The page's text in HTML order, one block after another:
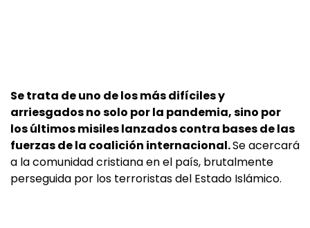
Se trata de uno de los más difíciles y
arriesgados no solo por la pandemia, sino por
los últimos misiles lanzados contra bases de las
fuerzas de la coalición internacional.Se acercará
a la comunidad cristiana en el país, brutalmente
perseguida por los terroristas del Estado Islámico.